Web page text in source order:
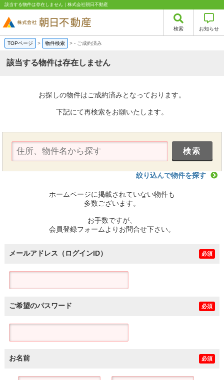
該当する物件は存在しません｜株式会社朝日不動産
検索 お知らせ
TOPページ > 物件検索 >- ご成約済み
該当する物件は存在しません
お探しの物件はご成約済みとなっております。
下記にて再検索をお願いたします。
絞り込んで物件を探す
ホームページに掲載されていない物件も
多数ございます。
お手数ですが、
会員登録フォームよりお問合せ下さい。
メールアドレス（ログインID） 必須
ご希望のパスワード 必須
お名前 必須